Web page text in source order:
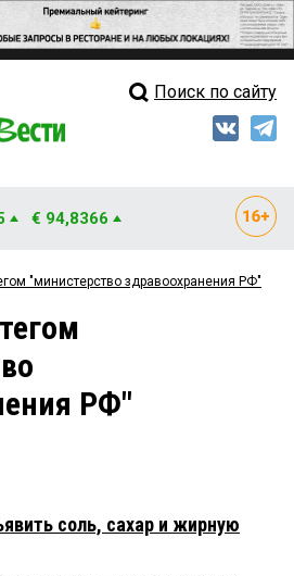
Свежий выпуск
Мнения
Поиск по сайту
€ 94,8366
"министерство здравоохранения РФ"
РФ"
соль, сахар и жирную